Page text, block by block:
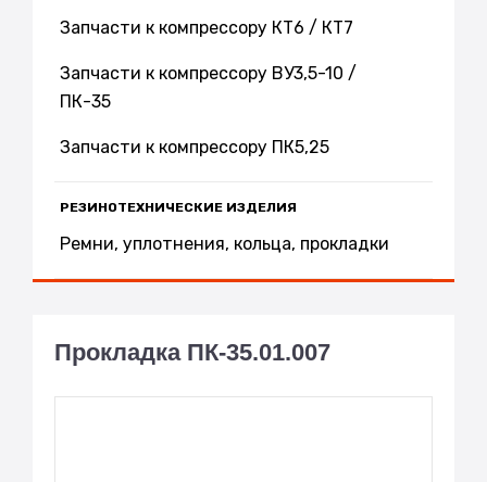
Запчасти к компрессору КТ6 / КТ7
Запчасти к компрессору ВУ3,5-10 /
ПК-35
Запчасти к компрессору ПК5,25
РЕЗИНОТЕХНИЧЕСКИЕ ИЗДЕЛИЯ
Ремни, уплотнения, кольца, прокладки
Прокладка ПК-35.01.007